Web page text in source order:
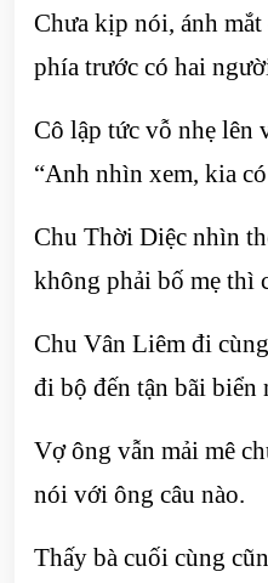
Chưa kịp nói, ánh
phía trước có hai
Cô lập tức vỗ nhẹ lên
“Anh nhìn xem, kia
Chu Thời Diệc nhìn
không phải bố mẹ thì
Chu Vân Liêm đi
đi bộ đến tận bãi biển
Vợ ông vẫn mải mê
nói với ông câu nào.
Thấy bà cuối cùng